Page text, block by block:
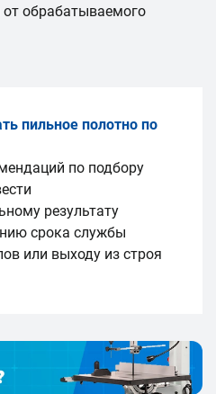
от обрабатываемого
пильное полотно по
по подбору
результату
срока службы
или выходу из строя